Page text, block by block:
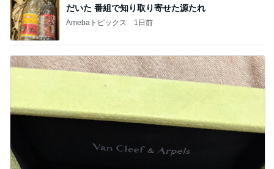
だいた 番組で知り取り寄せた源たれ
Amebaトピックス 1日前